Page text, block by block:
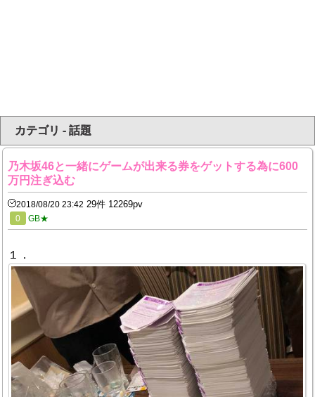
カテゴリ - 話題
乃木坂46と一緒にゲームが出来る券をゲットする為に600
万円注ぎ込む
2018/08/20 23:42 29件 12269pv
0 GB★
１．